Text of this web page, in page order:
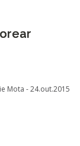
Mota -24.out.2015